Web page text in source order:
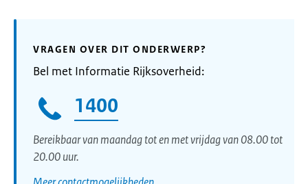
VRAGEN OVER DIT ONDERWERP?
Bel met Informatie Rijksoverheid:
1400
Bereikbaar van maandag tot en met vrijdag van 08.00 tot
20.00 uur.